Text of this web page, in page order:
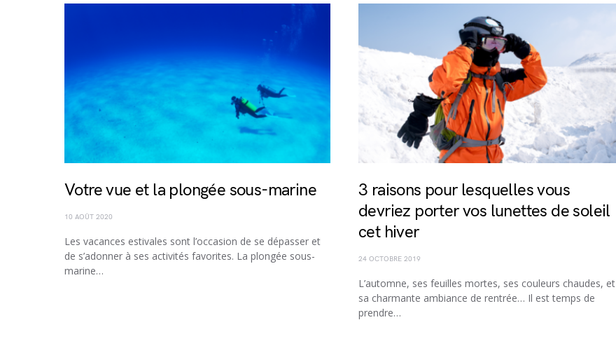
Votre vue et la plongée sous-marine
10 AOÛT 2020
Les vacances estivales sont l’occasion de se dépasser et
de s’adonner à ses activités favorites. La plongée sous-
marine…
3 raisons pour lesquelles vous
devriez porter vos lunettes de soleil
cet hiver
24 OCTOBRE 2019
L’automne, ses feuilles mortes, ses couleurs chaudes, et
sa charmante ambiance de rentrée… Il est temps de
prendre…